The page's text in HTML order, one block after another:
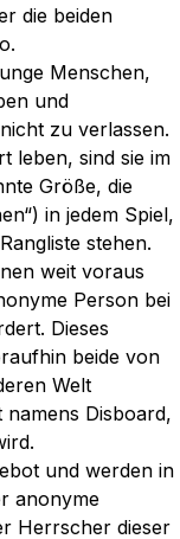
die beiden
Menschen,
und
zu verlassen.
leben, sind sie im
Größe, die
in jedem Spiel,
stehen.
weit voraus
Person bei
Dieses
beide von
Welt
Disboard,
und werden in
anonyme
Herrscher dieser